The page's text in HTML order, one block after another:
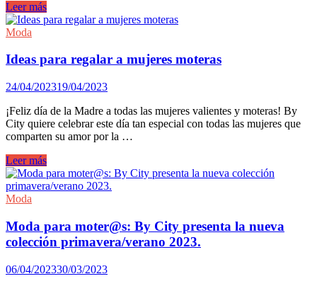
Chaquetas
elegantes
para
en
Leer más
Moda
Ideas para regalar a mujeres moteras
24/04/202319/04/2023
¡Feliz día de la Madre a todas las mujeres valientes y moteras! By
City quiere celebrar este día tan especial con todas las mujeres que
comparten su amor por la …
Ideas
para
regalar
a
moteras
Leer más
Moda
Moda para moter@s: By City presenta la nueva
colección primavera/verano 2023.
06/04/202330/03/2023